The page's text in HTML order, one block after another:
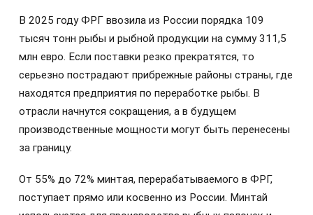
В 2025 году ФРГ ввозила из России порядка 109
тысяч тонн рыбы и рыбной продукции на сумму 311,5
млн евро. Если поставки резко прекратятся, то
серьезно пострадают прибрежные районы страны, где
находятся предприятия по переработке рыбы. В
отрасли начнутся сокращения, а в будущем
производственные мощности могут быть перенесены
за границу.
От 55% до 72% минтая, перерабатываемого в ФРГ,
поступает прямо или косвенно из России. Минтай